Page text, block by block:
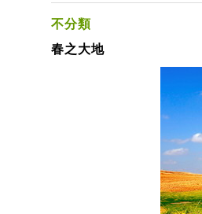
不分類
春之大地